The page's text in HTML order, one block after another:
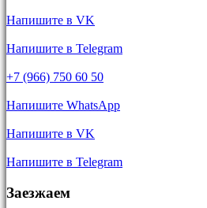
Напишите в VK
Напишите в Telegram
+7 (966) 750 60 50
Напишите WhatsApp
Напишите в VK
Напишите в Telegram
Заезжаем